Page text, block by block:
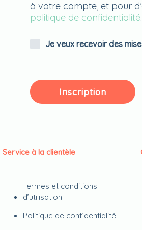
à votre compte, et pour
politique de confidentialité.
Je veux recevoir des
Inscription
Service à la clientèle
Termes et conditions
d’utilisation
Politique de confidentialité